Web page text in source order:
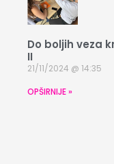
Do boljih veza
II
21/11/2024
14:35
OPŠIRNIJE »